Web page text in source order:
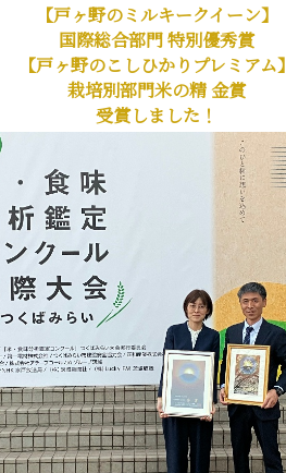
【戸ヶ野のミルキークイーン】
国際総合部門 特別優秀賞
【戸ヶ野のこしひかりプレミアム】
栽培別部門米の精 金賞
受賞しました！